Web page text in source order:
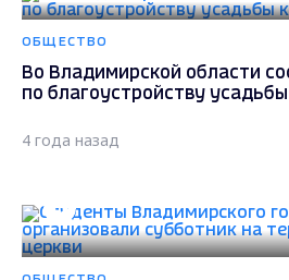
ОБЩЕСТВО
Во Владимирской области
по благоустройству
4 года назад